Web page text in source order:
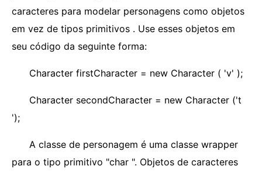
caracteres para modelar personagens como objetos
em vez de tipos primitivos . Use esses objetos em
seu código da seguinte forma:
Character firstCharacter = new Character ( 'v' );
Character secondCharacter = new Character ('t
');
A classe de personagem é uma classe wrapper
para o tipo primitivo "char ". Objetos de caracteres